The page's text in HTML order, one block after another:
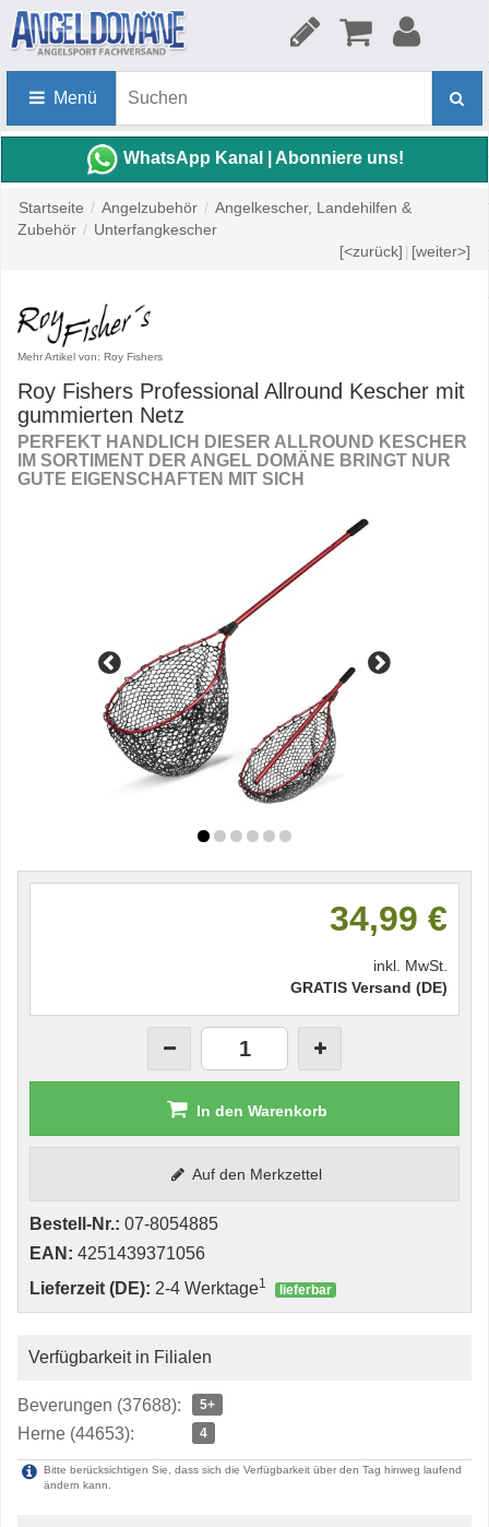
Menü
WhatsApp Kanal | Abonniere uns!
Startseite / Angelzubehör / Angelkescher, Landehilfen &
Zubehör / Unterfangkescher
[<zurück] | [weiter>]
Mehr Artikel von: Roy Fishers
Roy Fishers Professional Allround Kescher mit
gummierten Netz
PERFEKT HANDLICH DIESER ALLROUND KESCHER
IM SORTIMENT DER ANGEL DOMÄNE BRINGT NUR
GUTE EIGENSCHAFTEN MIT SICH
34,99 €
inkl. MwSt.
GRATIS Versand (DE)
In den Warenkorb
Auf den Merkzettel
Bestell-Nr.: 07-8054885
EAN: 4251439371056
Lieferzeit (DE): 2-4 Werktage1 lieferbar
Verfügbarkeit in Filialen
Beverungen (37688): 5+
Herne (44653): 4
Bitte berücksichtigen Sie, dass sich die Verfügbarkeit über den Tag hinweg laufend
ändern kann.